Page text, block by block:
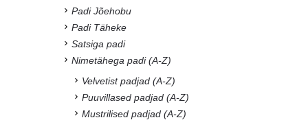
Padi Jõehobu
Padi Täheke
Satsiga padi
Nimetähega padi (A-Z)
Velvetist padjad (A-Z)
Puuvillased padjad (A-Z)
Mustrilised padjad (A-Z)